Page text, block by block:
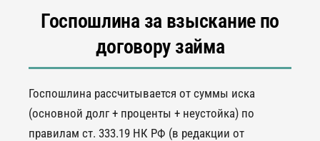
Госпошлина за взыскание по
договору займа
Госпошлина рассчитывается от суммы иска
(основной долг + проценты + неустойка) по
правилам ст. 333.19 НК РФ (в редакции от